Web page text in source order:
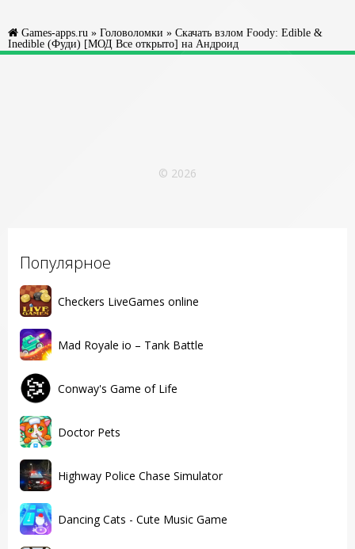
Популярное
Checkers LiveGames online
Mad Royale io – Tank Battle
Conway's Game of Life
Doctor Pets
Highway Police Chase Simulator
Dancing Cats - Cute Music Game
Games-apps.ru » Головоломки » Скачать взлом Foody: Edible &
Inedible (Фуди) [МОД Все открыто] на Андроид
© 2026